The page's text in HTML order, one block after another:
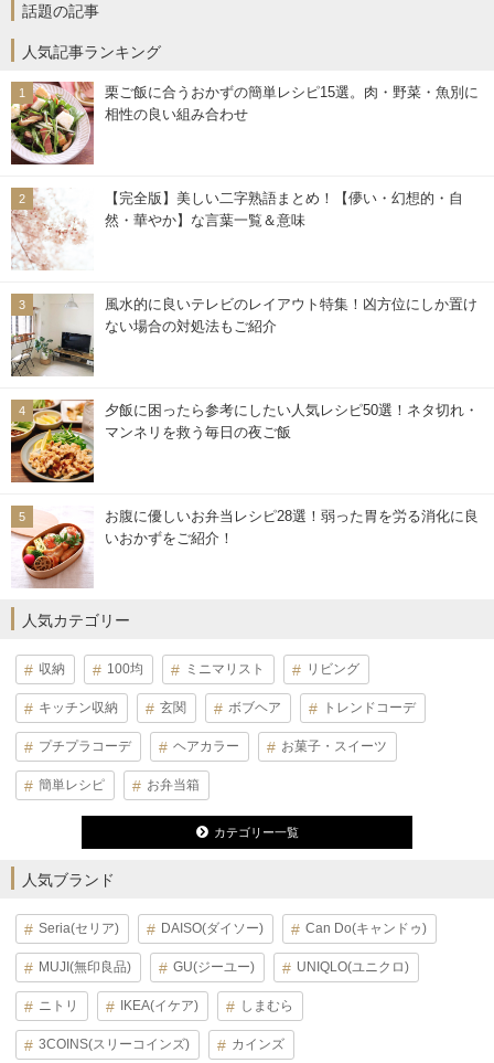
話題の記事
人気記事ランキング
栗ご飯に合うおかずの簡単レシピ15選。肉・野菜・魚別に
相性の良い組み合わせ
【完全版】美しい二字熟語まとめ！【儚い・幻想的・自
然・華やか】な言葉一覧＆意味
風水的に良いテレビのレイアウト特集！凶方位にしか置け
ない場合の対処法もご紹介
夕飯に困ったら参考にしたい人気レシピ50選！ネタ切れ・
マンネリを救う毎日の夜ご飯
お腹に優しいお弁当レシピ28選！弱った胃を労る消化に良
いおかずをご紹介！
人気カテゴリー
収納 100均 ミニマリスト リビング
キッチン収納 玄関 ボブヘア トレンドコーデ
プチプラコーデ ヘアカラー お菓子・スイーツ
簡単レシピ お弁当箱
カテゴリー一覧
人気ブランド
Seria(セリア) DAISO(ダイソー) Can Do(キャンドゥ)
MUJI(無印良品) GU(ジーユー) UNIQLO(ユニクロ)
ニトリ IKEA(イケア) しまむら
3COINS(スリーコインズ) カインズ